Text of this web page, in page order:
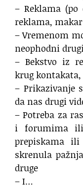
– Reklama
reklama,
– Vremenom
neophodni
– Bekstvo iz
krug
– Prikazivanje
da nas drugi
– Potreba za
i forumima
prepiskama
skrenula
druge
– I…